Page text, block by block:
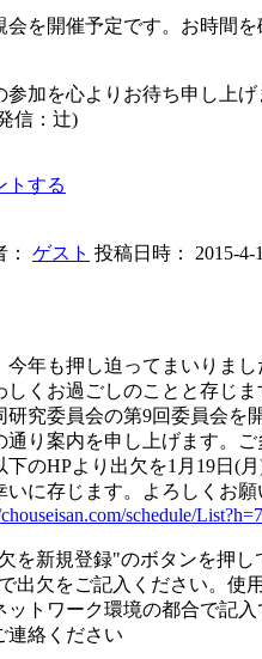
を開催予定です。お時間を
参加を心よりお待ち申し上げ
信：辻)
トする
： ゲスト 投稿日時： 2015-4-
成27
今年も押し迫ってまいりま
しくお過ごしのことと存じ
研究委員会の第9回委員会を
通り案内を申し上げます。
下のHPより出欠を1月19日(
いに存じます。よろしくお願
schedule/
を新規登録"のボタンを押し
出欠をご記入ください。使
トワーク環境の都合で記入
絡ください